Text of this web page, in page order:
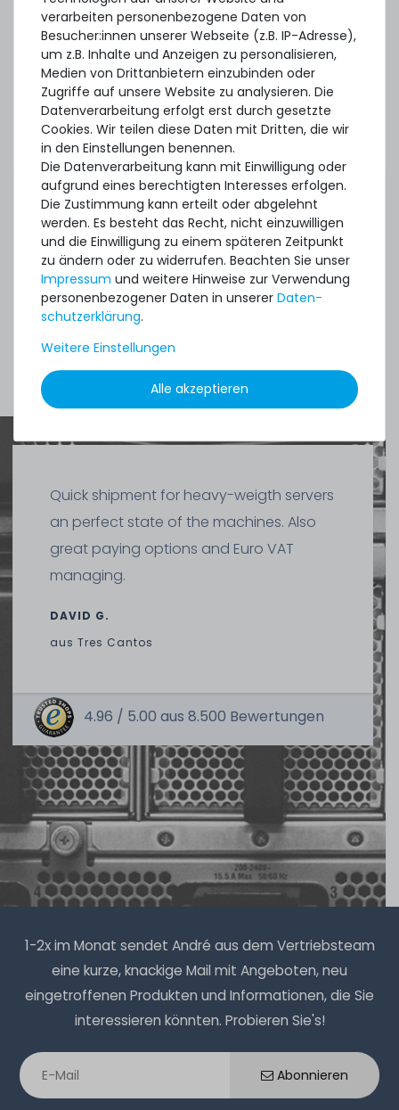
7Stück sofort lieferbar
1-2 Tage*
9,90 € *
2 Gramm | 4.950,00 € / Kilogramm
Thermal Grizzly Duronaut Wärmeleitpaste / Thermal
Paste - 6g Tube - TG-D-006-R
SERVERSHOP24 Wärmeleitpaste / Thermal Paste - 1.5g
Tube, >5.15W/m-k
Thermal Grizzly Reinigungstücher / Cleaning Wipes (20x
Nasstuch, 20x Trockentuch) - TG-CW-10
20Stück sofort lieferbar
1-2 Tage*
8,90 € *
1Stück
CPU-Halterung / Rahmen / Tray für Intel Xeon E5-
2600v4 Serie in HPE ProLiant Gen9 Server
Mehr Zubehör anzeigen
Quick shipment for heavy-weigth servers
an perfect state of the machines. Also
great paying options and Euro VAT
managing.
DAVID G.
aus Tres Cantos
4.96 / 5.00 aus 8.500 Bewertungen
1-2x im Monat sendet André aus dem Vertriebsteam
eine kurze, knackige Mail mit Angeboten, neu
eingetroffenen Produkten und Informationen, die Sie
interessieren könnten. Probieren Sie's!
Abonnieren
verarbeiten personenbezogene Daten von
Besucher:innen unserer Webseite (z.B. IP-Adresse),
um z.B. Inhalte und Anzeigen zu personalisieren,
Medien von Drittanbietern einzubinden oder
Zugriffe auf unsere Website zu analysieren. Die
Datenverarbeitung erfolgt erst durch gesetzte
Cookies. Wir teilen diese Daten mit Dritten, die wir
in den Einstellungen benennen.
Die Datenverarbeitung kann mit Einwilligung oder
aufgrund eines berechtigten Interesses erfolgen.
Die Zustimmung kann erteilt oder abgelehnt
werden. Es besteht das Recht, nicht einzuwilligen
und die Einwilligung zu einem späteren Zeitpunkt
zu ändern oder zu widerrufen. Beachten Sie unser
Impressum und weitere Hinweise zur Verwendung
personenbezogener Daten in unserer Daten­
schutz­erklärung.
Weitere Einstellungen
Alle akzeptieren